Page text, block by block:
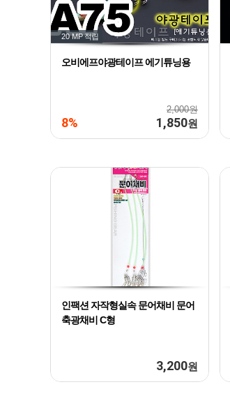
20 MP적립
오비에프야광테이프 에기튜닝용
2,000원
8% 1,850원
인팩션 자작형실속 문어채비 문어
축광채비 C형
3,200원